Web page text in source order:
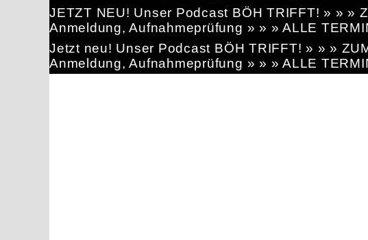
JETZT NEU! Unser Podcast BÖH TRIFFT! » » »
Anmeldung, Aufnahmeprüfung » » » ALLE
Jetzt neu! Unser Podcast BÖH TRIFFT! » » »
Anmeldung, Aufnahmeprüfung » » » ALLE